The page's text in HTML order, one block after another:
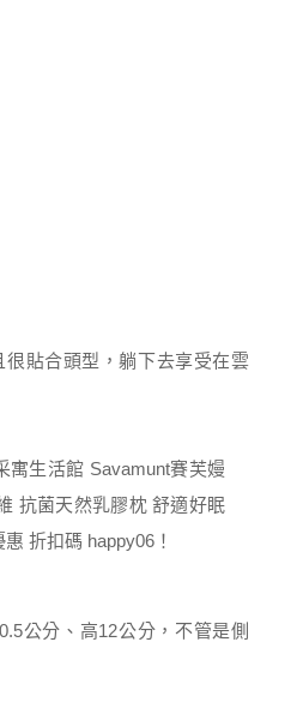
貼合頭型，躺下去享受在雲
公分、高12公分，不管是側